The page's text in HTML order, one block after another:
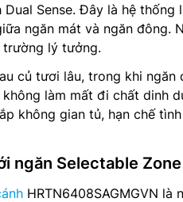
Dual Sense. Đây là hệ thống
ngăn mát và ngăn đông.
lý tưởng.
củ tươi lâu, trong khi ngăn
làm mất đi chất dinh
không gian tủ, hạn chế
ngăn Selectable Zone
HRTN6408SAGMGVN là